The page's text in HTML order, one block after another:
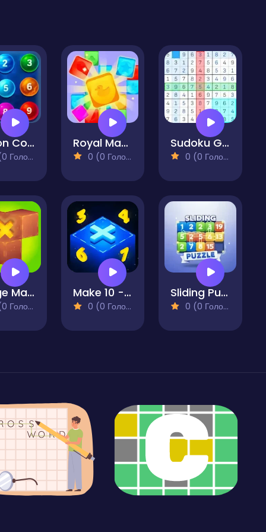
Fusion Core Royal Match Tile Family
0 (0 Голосів)
Sudoku Guru - classic sudoku
0 (0 Голосів)
Merge Master - Puzzle Make 10 - Puzzle
0 (0 Голосів)
Sliding Puzzle
0 (0 Голосів)